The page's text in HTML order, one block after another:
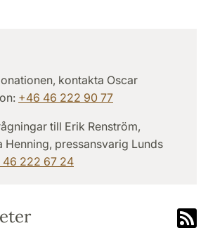
kontakta Oscar
+46 46 222 90 77
till Erik Renström,
Henning, pressansvarig Lunds
46 222 67 24